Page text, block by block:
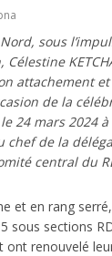
sous
attachement
de la
24 mars 2024 à
chef de la
central du
et en rang
sous sections
ont renouvelé